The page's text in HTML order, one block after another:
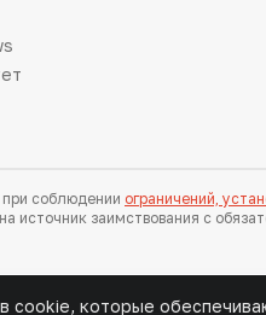
соблюдении ограничений,
источник заимствования с
cookie, которые